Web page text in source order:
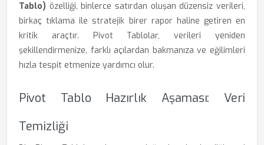
Tablo) özelliği, binlerce satırdan oluşan düzensiz verileri,
birkaç tıklama ile stratejik birer rapor haline getiren en
kritik araçtır. Pivot Tablolar, verileri yeniden
şekillendirmenize, farklı açılardan bakmanıza ve eğilimleri
hızla tespit etmenize yardımcı olur.
Pivot Tablo Hazırlık Aşaması: Veri
Temizliği